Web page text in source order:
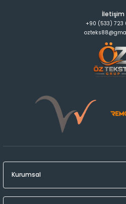
İletişim
+90 (533) 723
Kurumsal